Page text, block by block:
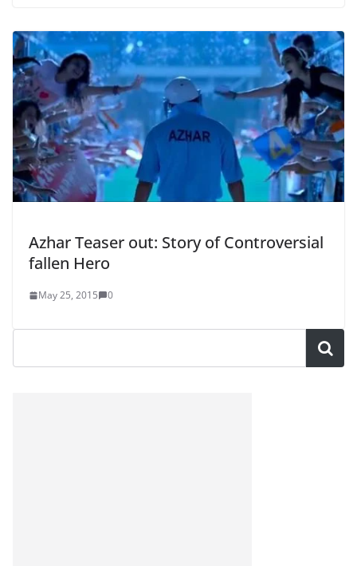
Azhar Teaser out: Story of Controversial
fallen Hero
May 25, 2015 0